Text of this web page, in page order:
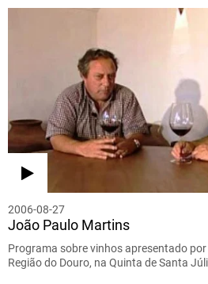
2006-08-27
João Paulo Martins
Programa sobre vinhos apresentado por
Região do Douro, na Quinta de Santa